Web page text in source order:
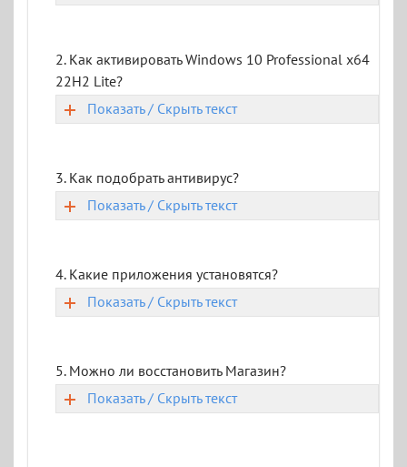
2. Как активировать Windows 10 Professional x64
22H2 Lite?
Показать / Скрыть текст
3. Как подобрать антивирус?
Показать / Скрыть текст
4. Какие приложения установятся?
Показать / Скрыть текст
5. Можно ли восстановить Магазин?
Показать / Скрыть текст